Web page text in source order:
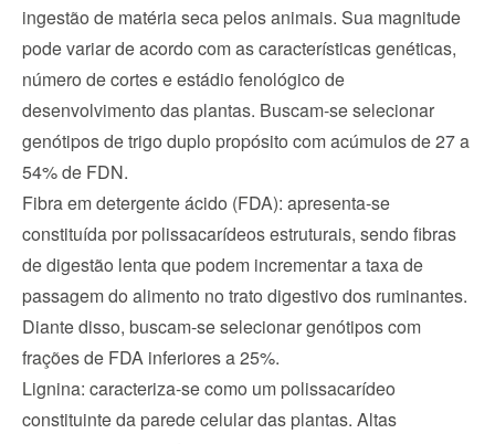
ingestão de matéria seca pelos animais. Sua magnitude
pode variar de acordo com as características genéticas,
número de cortes e estádio fenológico de
desenvolvimento das plantas. Buscam-se selecionar
genótipos de trigo duplo propósito com acúmulos de 27 a
54% de FDN.
Fibra em detergente ácido (FDA): apresenta-se
constituída por polissacarídeos estruturais, sendo fibras
de digestão lenta que podem incrementar a taxa de
passagem do alimento no trato digestivo dos ruminantes.
Diante disso, buscam-se selecionar genótipos com
frações de FDA inferiores a 25%.
Lignina: caracteriza-se como um polissacarídeo
constituinte da parede celular das plantas. Altas